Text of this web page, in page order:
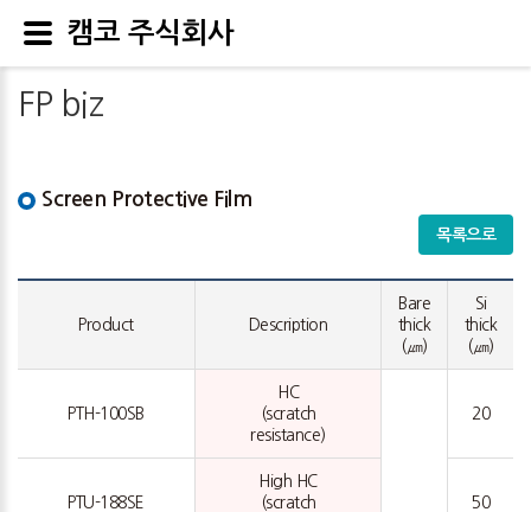
FP biz
Screen Protective Film
목록으로
Product Description
Bare
thick
(㎛)
Si
thick
(㎛)
PTH-100SB
HC
(scratch
resistance)
20
PTU-188SE
High HC
(scratch
50
캠코 주식회사